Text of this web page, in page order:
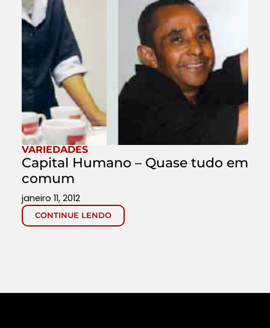
VARIEDADES
Capital Humano – Quase tudo em
comum
CONTINUE LENDO
janeiro 11, 2012